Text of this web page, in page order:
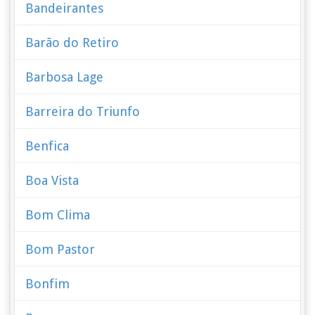
Bandeirantes
Barão do Retiro
Barbosa Lage
Barreira do Triunfo
Benfica
Boa Vista
Bom Clima
Bom Pastor
Bonfim